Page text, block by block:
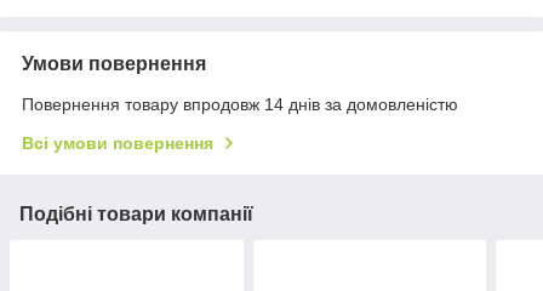
Умови повернення
Повернення товару впродовж 14 днів за домовленістю
Всі умови повернення
Подібні товари компанії